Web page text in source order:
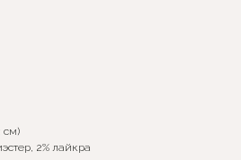
см)
2% лайкра